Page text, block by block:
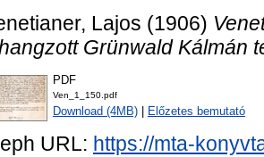
Lajos (1906)
Grünwald Kálmán
PDF
Ven_1_150.pdf
Download (4MB) Előzetes bemutató
URL: https://mta-